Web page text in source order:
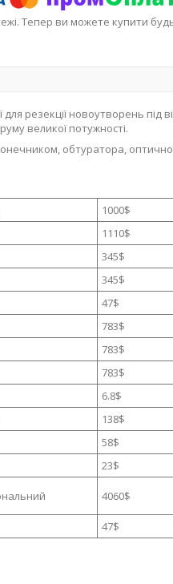
Тепер ви можете купити
резекції новоутворень під
великої потужності.
обтуратора,
1000$
1110$
345$
345$
47$
783$
783$
783$
6.8$
138$
58$
23$
4060$
47$